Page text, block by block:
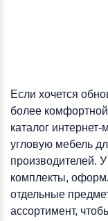
Если хочется
более
каталог
угловую мебель
производителей.
комплекты,
отдельные
ассортимент,